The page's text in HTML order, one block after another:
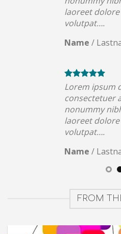
laoreet
volutpat….
Name /
Lorem ipsum
consectetuer
nonummy
laoreet
volutpat….
Name /
FROM